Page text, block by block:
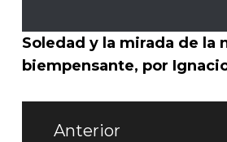
Soledad y la mirada de la
biempensante, por
Navegación
Anterior